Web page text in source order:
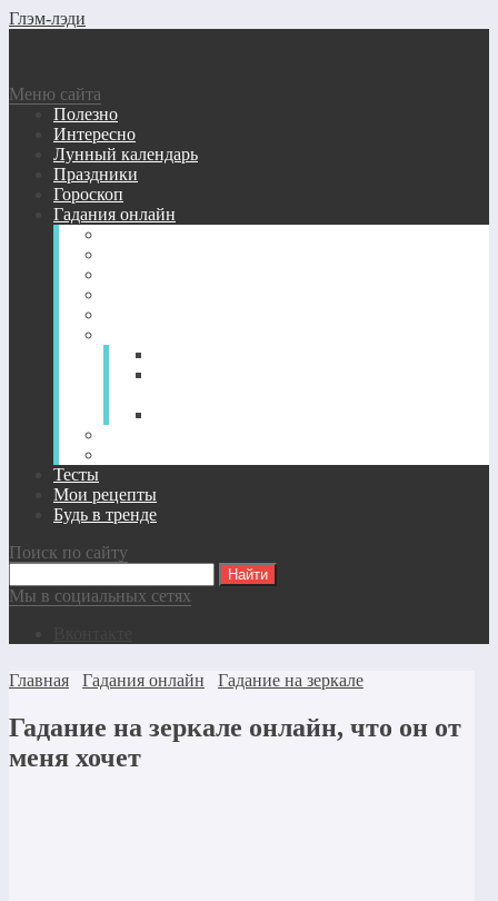
Глэм-лэди
Меню сайта
Полезно
Интересно
Лунный календарь
Праздники
Гороскоп
Гадания онлайн
Тесты
Мои рецепты
Будь в тренде
Поиск по сайту
Мы в социальных сетях
Главная Гадания онлайн Гадание на зеркале
Гадание на зеркале онлайн, что он от
меня хочет